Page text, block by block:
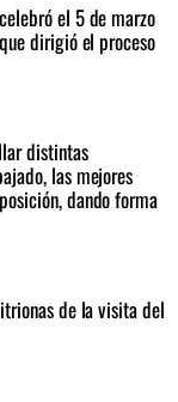
el 5 de marzo
dirigió el proceso
distintas
las mejores
dando forma
de la visita del